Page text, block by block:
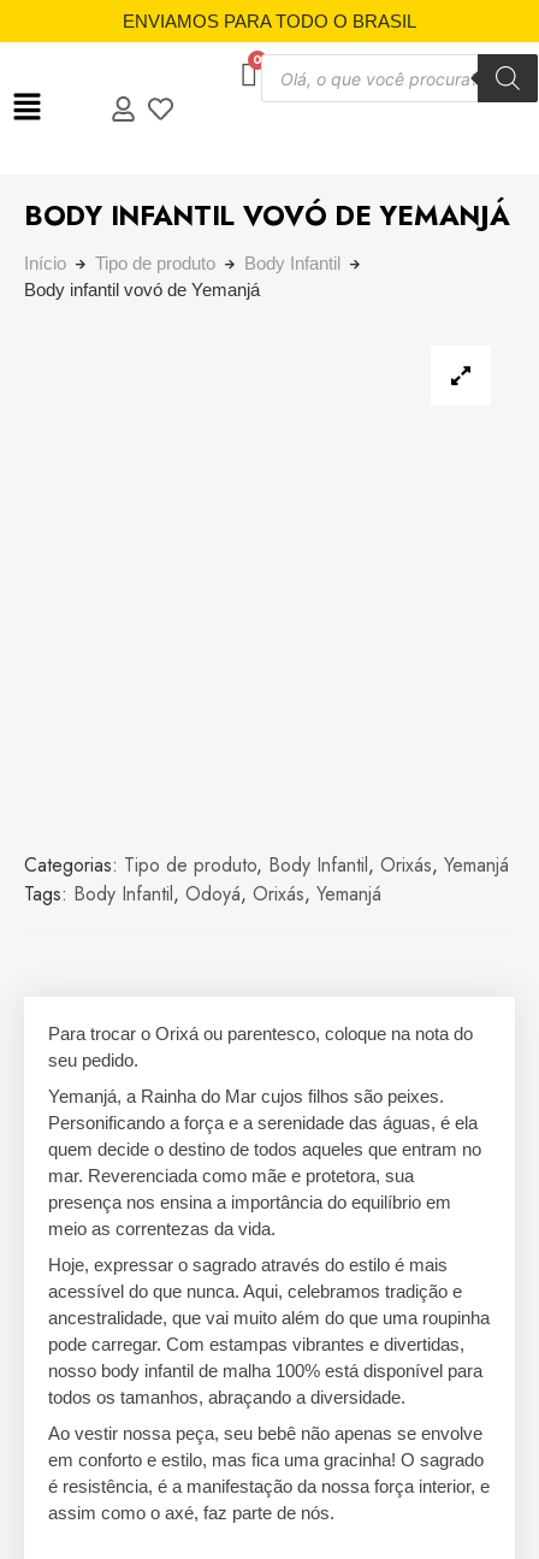
ENVIAMOS PARA TODO O BRASIL
BODY INFANTIL VOVÓ DE YEMANJÁ
Início Tipo de produto
Body Infantil
Body infantil vovó de Yemanjá
Categorias: Tipo de produto, Body Infantil, Orixás, Yemanjá
Tags: Body Infantil, Odoyá, Orixás, Yemanjá
Para trocar o Orixá ou parentesco, coloque na nota do
seu pedido.
Yemanjá, a Rainha do Mar cujos filhos são peixes.
Personificando a força e a serenidade das águas, é ela
quem decide o destino de todos aqueles que entram no
mar. Reverenciada como mãe e protetora, sua
presença nos ensina a importância do equilíbrio em
meio as correntezas da vida.
Hoje, expressar o sagrado através do estilo é mais
acessível do que nunca. Aqui, celebramos tradição e
ancestralidade, que vai muito além do que uma roupinha
pode carregar. Com estampas vibrantes e divertidas,
nosso body infantil de malha 100% está disponível para
todos os tamanhos, abraçando a diversidade.
Ao vestir nossa peça, seu bebê não apenas se envolve
em conforto e estilo, mas fica uma gracinha! O sagrado
é resistência, é a manifestação da nossa força interior, e
assim como o axé, faz parte de nós.